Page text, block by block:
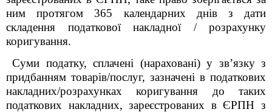
ним протягом 365 календарних днів з дати
складення податкової накладної / розрахунку
коригування.
Суми податку, сплачені (нараховані) у зв’язку з
придбанням товарів/послуг, зазначені в податкових
накладних/розрахунках коригування до таких
податкових накладних, зареєстрованих в ЄРПН з